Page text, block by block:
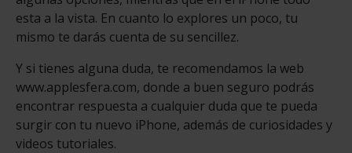
esta a la vista. En cuanto lo explores un poco, tu
mismo te darás cuenta de su sencillez.
Y si tienes alguna duda, te recomendamos la web
www.applesfera.com, donde a buen seguro podrás
encontrar respuesta a cualquier duda que te pueda
surgir con tu nuevo iPhone, además de curiosidades y
videos tutoriales.